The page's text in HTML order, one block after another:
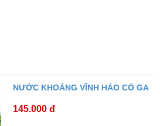
NƯỚC KHOÁNG VĨNH HẢO CÓ GA
145.000 đ